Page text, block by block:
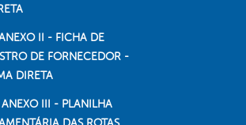
II - FICHA DE
DE FORNECEDOR -
DIRETA
III - PLANILHA